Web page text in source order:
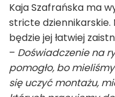
Kaja Szafrańska ma
stricte dziennikarskie.
będzie jej łatwiej
– Doświadczenie na
pomogło, bo
się uczyć montażu,